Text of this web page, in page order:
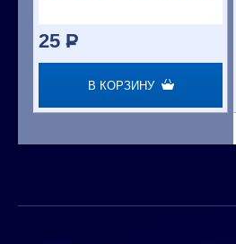
25 P
В КОРЗИНУ